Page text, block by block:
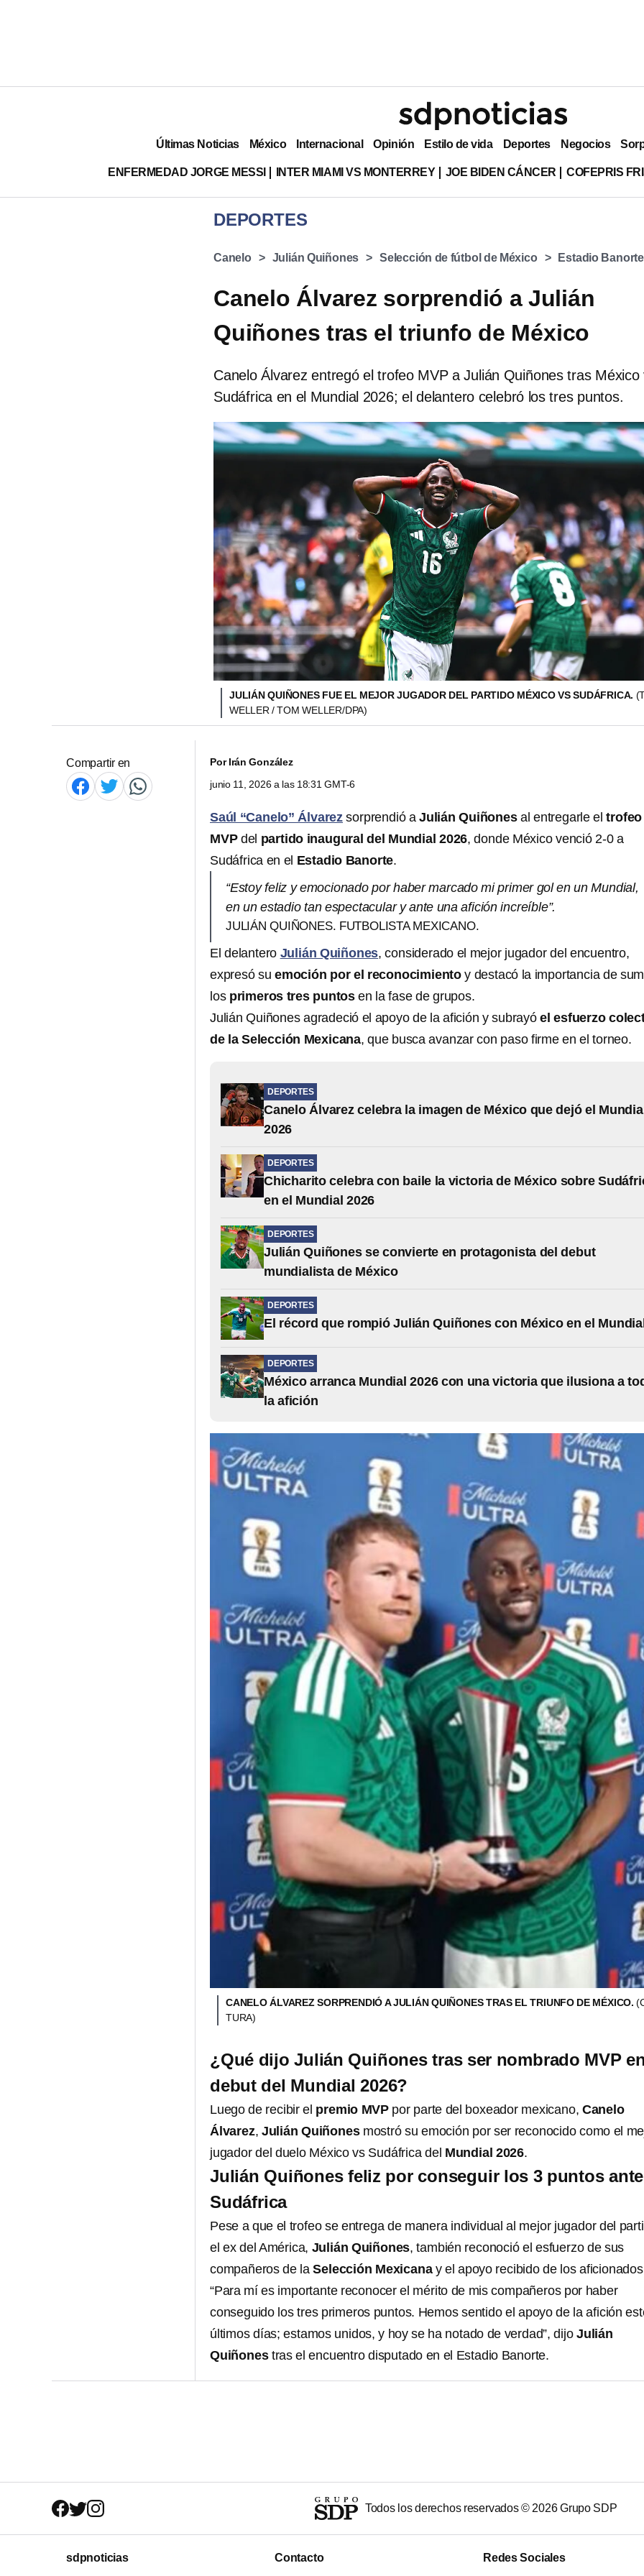
Últimas Noticias México Internacional Opinión Estilo de vida Deportes Negocios
ENFERMEDAD JORGE MESSI INTER MIAMI VS MONTERREY JOE BIDEN CÁNCER COFEPRIS
DEPORTES
Canelo Julián Quiñones Selección de fútbol de México Estadio Banorte
Canelo Álvarez sorprendió a Julián
Quiñones tras el triunfo de México
Canelo Álvarez entregó el trofeo MVP a Julián Quiñones tras México
Sudáfrica en el Mundial 2026; el delantero celebró los tres puntos.
JULIÁN QUIÑONES FUE EL MEJOR JUGADOR DEL PARTIDO MÉXICO VS SUDÁFRICA.
WELLER / TOM WELLER/DPA)
Compartir en PorIrán González
junio 11, 2026 a las 18:31 GMT-6
Saúl “Canelo” Álvarez sorprendió a Julián Quiñones al entregarle eltrofeo
MVPdel partido inaugural del Mundial 2026, donde México venció 2-0 a
Sudáfrica en el Estadio Banorte.
“Estoy feliz y emocionado por haber marcado mi primer gol en un Mundial,
en un estadio tan espectacular y ante una afición increíble”.
JULIÁN QUIÑONES. FUTBOLISTA MEXICANO.
El delantero Julián Quiñones, considerado el mejor jugador del encuentro,
expresó suemoción por el reconocimiento y destacó la importancia de
los primeros tres puntos en la fase de grupos.
Julián Quiñones agradeció el apoyo de la afición y subrayóel esfuerzo
de la Selección Mexicana, que busca avanzar con paso firme en el torneo.
DEPORTES
Canelo Álvarez celebra la imagen de México que dejó el
2026
DEPORTES
Chicharito celebra con baile la victoria de México sobre
en el Mundial 2026
DEPORTES
Julián Quiñones se convierte en protagonista del debut
mundialista de México
DEPORTES
El récord que rompió Julián Quiñones con México en el
DEPORTES
México arranca Mundial 2026 con una victoria que ilusiona a
la afición
CANELO ÁLVAREZ SORPRENDIÓ A JULIÁN QUIÑONES TRAS EL TRIUNFO DE MÉXICO.
TURA)
¿Qué dijo Julián Quiñones tras ser nombrado MVP
debut del Mundial 2026?
Luego de recibir el premio MVP por parte del boxeador mexicano, Canelo
Álvarez, Julián Quiñonesmostró su emoción por ser reconocido como el
jugador del duelo México vs Sudáfrica del Mundial 2026.
Julián Quiñones feliz por conseguir los 3 puntos ante
Sudáfrica
Pese a que el trofeo se entrega de manera individual al mejor jugador del
el ex del América, Julián Quiñones, también reconoció el esfuerzo de sus
compañeros de laSelección Mexicanay el apoyo recibido de los
“Para mí es importante reconocer el mérito de mis compañeros por haber
conseguido los tres primeros puntos. Hemos sentido el apoyo de la afición
últimos días; estamos unidos, y hoy se ha notado de verdad”, dijo Julián
Quiñonestras el encuentro disputado en el Estadio Banorte.
Todos los derechos reservados © 2026Grupo SDP
sdpnoticias Contacto Redes Sociales